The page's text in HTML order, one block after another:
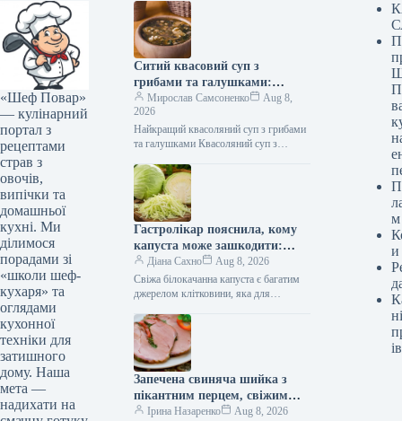
«Шеф Повар»
— кулінарний
портал з
рецептами
страв з
овочів,
випічки та
домашньої
кухні. Ми
ділимося
порадами зі
«школи шеф-
кухаря» та
оглядами
кухонної
техніки для
затишного
дому. Наша
мета —
надихати на
Ситий квасовий суп з
грибами та галушками:
покроковий рецепт з фото
Мирослав Самсоненко
Aug 8,
2026
Найкращий квасоляний суп з грибами
та галушками Квасоляний суп з
кулінарне диво, створене для…
Гастролікар пояснила, кому
капуста може зашкодити:
деталі на Gastronom.ru
Діана Сахно
Aug 8, 2026
Свіжа білокачанна капуста є багатим
джерелом клітковини, яка для
складовою для покращення травлення.
Однак у деяких…
Запечена свиняча шийка з
пікантним перцем, свіжим
шпинатом та італійським
Ірина Назаренко Aug 8, 2026
м
и
ів